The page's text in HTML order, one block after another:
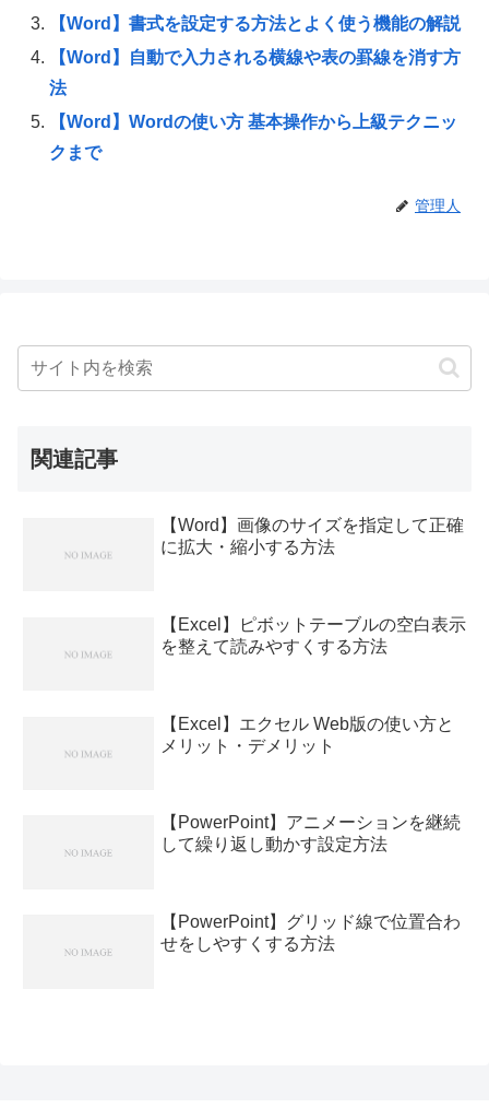
【Word】書式を設定する方法とよく使う機能の解説
【Word】自動で入力される横線や表の罫線を消す方
法
【Word】Wordの使い方 基本操作から上級テクニッ
クまで
管理人
関連記事
【Word】画像のサイズを指定して正確
に拡大・縮小する方法
【Excel】ピボットテーブルの空白表示
を整えて読みやすくする方法
【Excel】エクセル Web版の使い方と
メリット・デメリット
【PowerPoint】アニメーションを継続
して繰り返し動かす設定方法
【PowerPoint】グリッド線で位置合わ
せをしやすくする方法